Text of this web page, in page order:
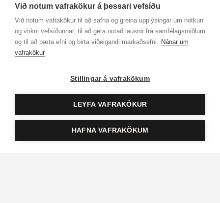
Við notum vafrakökur á þessari vefsíðu
Við notum vafrakökur til að safna og greina upplýsingar um notkun
og virkni vefsíðunnar, til að geta notað lausnir frá samfélagsmiðlum
og til að bæta efni og birta viðeigandi markaðsefni. Nánar um
vafrakökur
Stillingar á vafrakökum
LEYFA VAFRAKÖKUR
HAFNA VAFRAKÖKUM